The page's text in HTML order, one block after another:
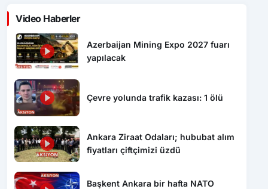
Video Haberler
Azerbaijan Mining Expo 2027 fuarı
yapılacak
Çevre yolunda trafik kazası: 1 ölü
Ankara Ziraat Odaları; hububat alım
fiyatları çiftçimizi üzdü
Başkent Ankara bir hafta NATO